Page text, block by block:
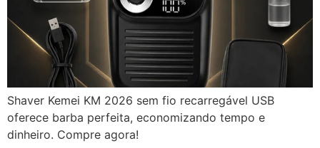
Shaver Kemei KM 2026 sem fio recarregável USB
oferece barba perfeita, economizando tempo e
dinheiro. Compre agora!